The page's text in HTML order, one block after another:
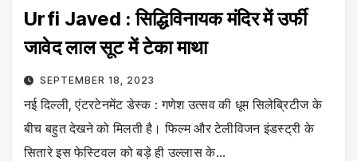
Urfi Javed : सिद्धिविनायक मंदिर में उर्फी
जावेद लाल सूट में टेका माथा
SEPTEMBER 18, 2023
नई दिल्ली, एंटरटेनमेंट डेस्क : गणेश उत्सव की धूम सिलेब्रिटीज के
बीच बहुत देखने को मिलती है। फिल्म और टेलीविजन इंडस्ट्री के
सितारे इस फेस्टिवल को बड़े ही उल्लास के…